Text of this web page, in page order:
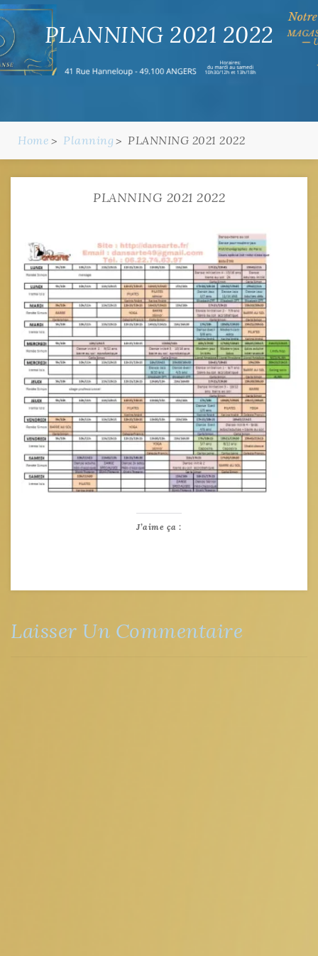
PLANNING 2021 2022
Home Planning PLANNING 2021 2022
PLANNING 2021 2022
J’aime ça :
Laisser Un Commentaire